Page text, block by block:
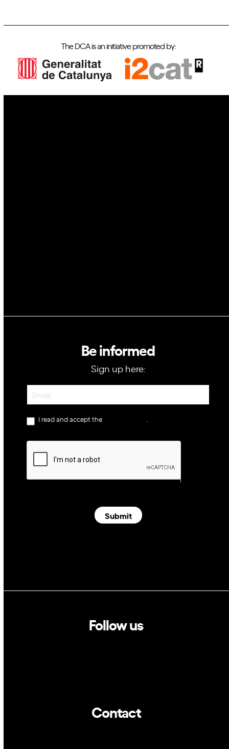
The DCA is an initiative promoted by:
Be informed
Sign up here:
Newsletter
I read and accept the
Submit
Follow us
Contact